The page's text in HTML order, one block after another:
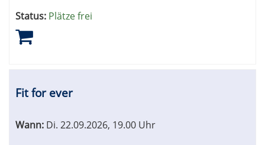
Status: Plätze frei
Fit for ever
Wann: Di. 22.09.2026, 19.00 Uhr